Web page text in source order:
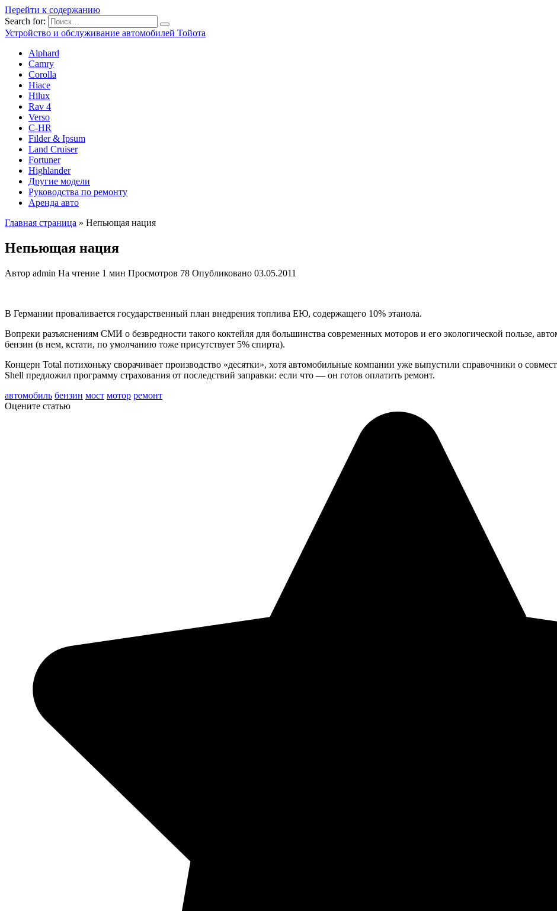
Перейти к содержанию
Search for:
Устройство и обслуживание автомобилей Тойота
Alphard
Camry
Corolla
Hiace
Hilux
Rav 4
Verso
C-HR
Filder & Ipsum
Land Cruiser
Fortuner
Highlander
Другие модели
Руководства по ремонту
Аренда авто
Главная страница » Непьющая нация
Непьющая нация
Автор admin На чтение 1 мин Просмотров 78 Опубликовано 03.05.2011
В Германии проваливается государственный план внедрения топлива ЕЮ, содержащего 10% этанола.
Вопреки разъяснениям СМИ о безвредности такого коктейля для большинства современных моторов и его экологической пользе,
бензин (в нем, кстати, по умолчанию тоже присутствует 5% спирта).
Концерн Total потихоньку сворачивает производство «десятки», хотя автомобильные компании уже выпустили справочники о
Shell предложил программу страхования от последствий заправки: если что — он готов оплатить ремонт.
автомобиль бензин мост мотор ремонт
Оцените статью